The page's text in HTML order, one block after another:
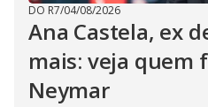
DO R7/04/08/2026
Ana Castela, ex
mais: veja quem
Neymar